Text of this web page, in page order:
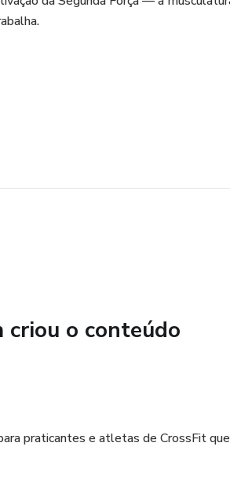
criou o conteúdo
praticantes e atletas de CrossFit